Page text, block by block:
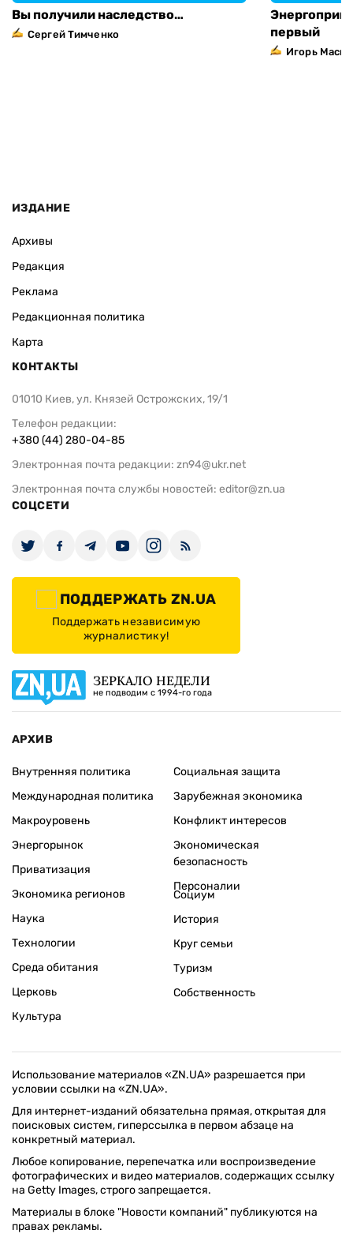
Вы получили наследство…
Сергей Тимченко
первый
Игорь
ИЗДАНИЕ
Архивы
Редакция
Реклама
Редакционная политика
Карта
КОНТАКТЫ
01010 Киев, ул. Князей Острожских, 19/1
Телефон редакции:
+380 (44) 280-04-85
Электронная почта редакции: zn94@ukr.net
Электронная почта службы новостей: editor@zn.ua
СОЦСЕТИ
ПОДДЕРЖАТЬ ZN.UA
Поддержать независимую
журналистику!
ЗЕРКАЛО НЕДЕЛИ
не подводим с 1994-го года
АРХИВ
Внутренняя политика
Международная политика
Макроуровень
Энергорынок
Приватизация
Экономика регионов
Социальная защита
Зарубежная экономика
Конфликт интересов
Экономическая
безопасность
Персоналии
Наука
Технологии
Среда обитания
Церковь
Культура
Социум
История
Круг семьи
Туризм
Собственность
Использование материалов «ZN.UA» разрешается при
условии ссылки на «ZN.UA».
Для интернет-изданий обязательна прямая, открытая для
поисковых систем, гиперссылка в первом абзаце на
конкретный материал.
Любое копирование, перепечатка или воспроизведение
фотографических и видео материалов, содержащих ссылку
на Getty Images, строго запрещается.
Материалы в блоке "Новости компаний" публикуются на
правах рекламы.